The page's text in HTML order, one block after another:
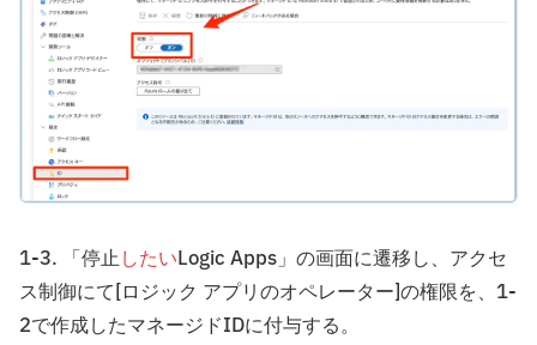
1-3. 「停止したいLogic Apps」の画面に遷移し、アクセ
ス制御にて[ロジック アプリのオペレーター]の権限を、1-
2で作成したマネージドIDに付与する。